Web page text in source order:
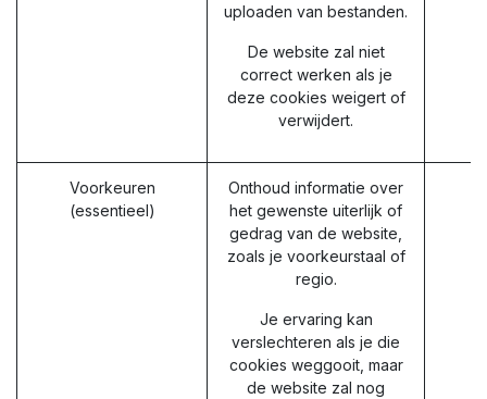
uploaden van bestanden.
De website zal niet
correct werken als je
deze cookies weigert of
verwijdert.
Voorkeuren
(essentieel)
Onthoud informatie over
het gewenste uiterlijk of
gedrag van de website,
zoals je voorkeurstaal of
regio.
Je ervaring kan
verslechteren als je die
cookies weggooit, maar
de website zal nog